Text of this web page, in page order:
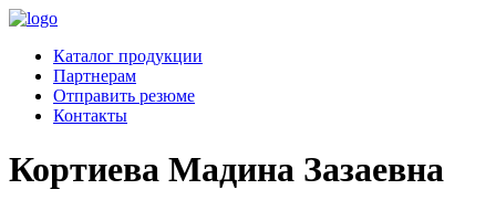
Каталог продукции
Партнерам
Отправить резюме
Контакты
Кортиева Мадина Зазаевна